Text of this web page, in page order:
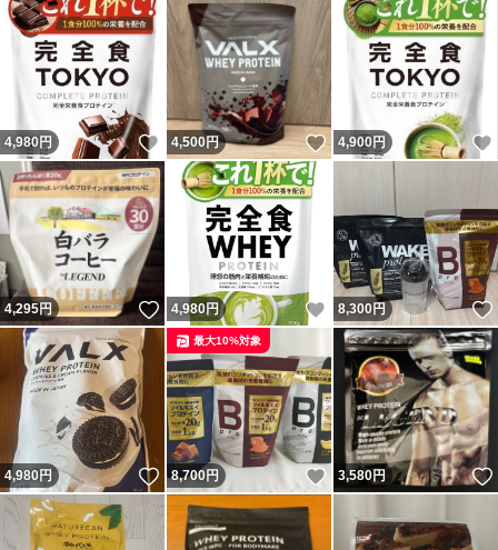
4,980 円 いいね！
4,500円 いいね！
4,900 円
4,295円 いいね！
4,980円 いいね！
8,300円
4,980円 いいね！
8,700円 いいね！
最大10%対象
3,580円